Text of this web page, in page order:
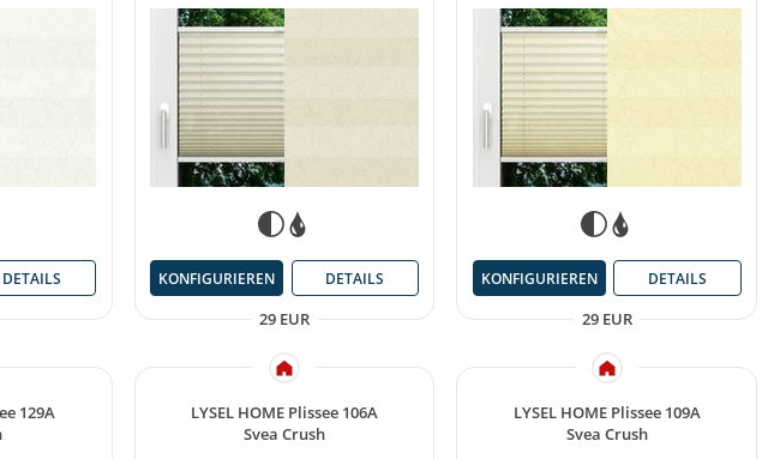
DETAILS
29 EUR
KONFIGURIEREN DETAILS
29 EUR
KONFIGURIEREN DETAILS
129A
LYSEL HOME Plissee 106A
Svea Crush
LYSEL HOME Plissee 109A
Svea Crush